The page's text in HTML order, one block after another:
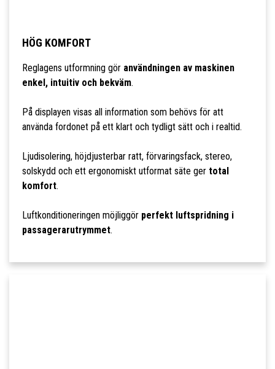
HÖG KOMFORT
Reglagens utformning gör användningen av maskinen
enkel, intuitiv och bekväm.
På displayen visas all information som behövs för att
använda fordonet på ett klart och tydligt sätt och i realtid.
Ljudisolering, höjdjusterbar ratt, förvaringsfack, stereo,
solskydd och ett ergonomiskt utformat säte ger total
komfort.
Luftkonditioneringen möjliggör perfekt luftspridning i
passagerarutrymmet.